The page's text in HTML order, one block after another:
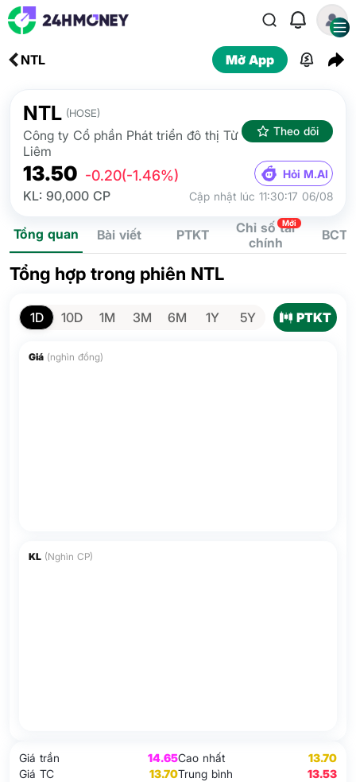
NTL Mở App
NTL (HOSE)
Công ty Cổ phần Phát triển đô thị Từ
Liêm
Theo dõi
13.50 -0.20(-1.46%) Hỏi M.AI
KL: 90,000 CP Cập nhật lúc 11:30:17 06/08
Tổng quan Bài viết PTKT
Chỉ số tài
chính
Mới
BCTC
Tổng hợp trong phiên NTL
Giá trần
14.65
Giá TC
13.70
Cao nhất
13.70
Trung bình
13.53
1D 10D 1M 3M 6M 1Y 5Y PTKT
Giá (nghìn đồng)
KL (Nghìn CP)